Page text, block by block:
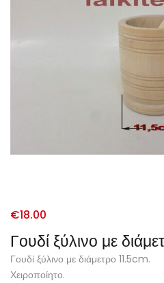
Γουδί ξύλινο με
€18.00
Γουδί ξύλινο με διάμετρο 11.5cm.
Χειροποίητο.
Είσοδος